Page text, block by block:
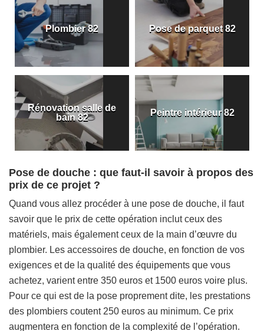
Plombier 82 Pose de parquet 82
Rénovation salle de
bain 82
Peintre intérieur 82
Pose de douche : que faut-il savoir à propos des
prix de ce projet ?
Quand vous allez procéder à une pose de douche, il faut
savoir que le prix de cette opération inclut ceux des
matériels, mais également ceux de la main d’œuvre du
plombier. Les accessoires de douche, en fonction de vos
exigences et de la qualité des équipements que vous
achetez, varient entre 350 euros et 1500 euros voire plus.
Pour ce qui est de la pose proprement dite, les prestations
des plombiers coutent 250 euros au minimum. Ce prix
augmentera en fonction de la complexité de l’opération.